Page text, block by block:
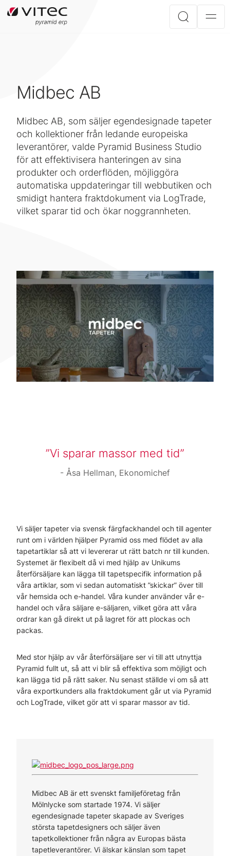
Midbec AB
Midbec AB, som säljer egendesignade tapeter
och kollektioner från ledande europeiska
leverantörer, valde Pyramid Business Studio
för att effektivisera hanteringen av sina
produkter och orderflöden, möjliggöra
automatiska uppdateringar till webbutiken och
smidigt hantera fraktdokument via LogTrade,
vilket sparar tid och ökar noggrannheten.
Vi sparar massor med tid
Åsa Hellman, Ekonomichef
Vi säljer tapeter via svensk färgfackhandel och till agenter
runt om i världen hjälper Pyramid oss med flödet av alla
tapetartiklar så att vi levererar ut rätt batch nr till kunden.
Systemet är flexibelt då vi med hjälp av Unikums
återförsäljare kan lägga till tapetspecifik information på
våra artiklar, som vi sedan automatiskt ”skickar” över till
vår hemsida och e-handel. Våra kunder använder vår e-
handel och våra säljare e-säljaren, vilket göra att våra
ordrar kan gå direkt ut på lagret för att plockas och
packas.
Med stor hjälp av vår återförsäljare ser vi till att utnyttja
Pyramid fullt ut, så att vi blir så effektiva som möjligt och
kan lägga tid på rätt saker. Nu senast ställde vi om så att
våra exportkunders alla fraktdokument går ut via Pyramid
och LogTrade, vilket gör att vi sparar massor av tid.
Midbec AB är ett svenskt familjeföretag från
Mölnlycke som startade 1974. Vi säljer
egendesignade tapeter skapade av Sveriges
största tapetdesigners och säljer även
tapetkollektioner från några av Europas bästa
tapetleverantörer. Vi älskar känslan som tapet